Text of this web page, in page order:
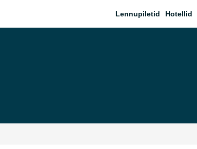
Lennupiletid Hotellid